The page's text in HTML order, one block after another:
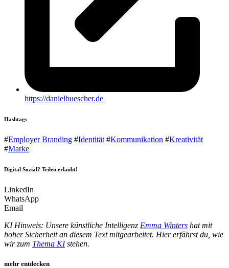
https://danielbuescher.de
Hashtags
#Employer Branding #Identität #Kommunikation #Kreativität
#Marke
Digital Sozial? Teilen erlaubt!
LinkedIn
WhatsApp
Email
KI Hinweis: Unsere künstliche Intelligenz Emma Winters hat mit
hoher Sicherheit an diesem Text mitgearbeitet. Hier erfährst du, wie
wir zum Thema KIstehen.
mehr entdecken